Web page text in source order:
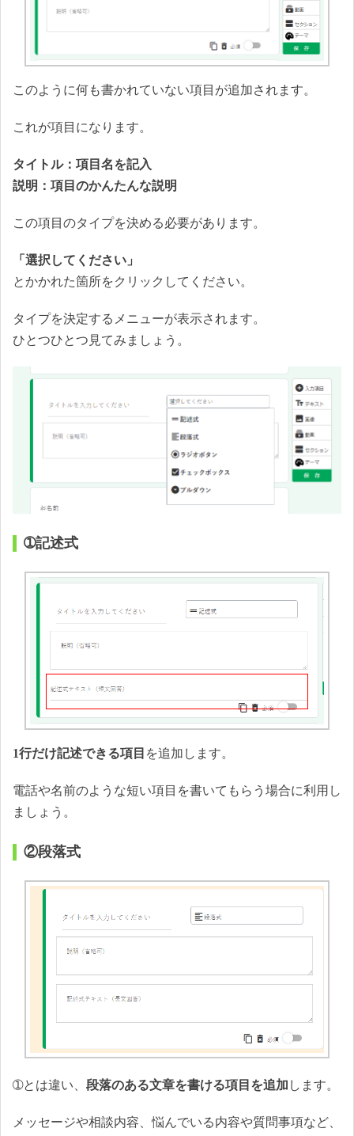
このように何も書かれていない項目が追加されます。
これが項目になります。
タイトル：項目名を記入
説明：項目のかんたんな説明
この項目のタイプを決める必要があります。
「選択してください」
とかかれた箇所をクリックしてください。
タイプを決定するメニューが表示されます。
ひとつひとつ見てみましょう。
➀記述式
1行だけ記述できる項目 を追加します。
電話や名前のような短い項目を書いてもらう場合に利用し
ましょう。
②段落式
➀とは違い、 段落のある文章を書ける項目を追加 します。
メッセージや相談内容、悩んでいる内容や質問事項など、